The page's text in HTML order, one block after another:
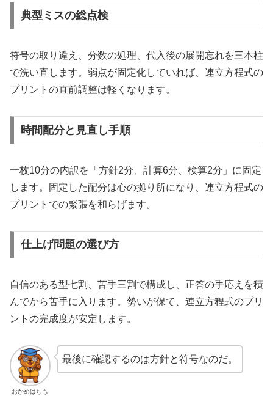
典型ミスの総点検
符号の取り違え、分数の処理、代入後の展開忘れを三本柱
で洗い直します。弱点が固定化していれば、連立方程式の
プリントの直前調整は軽くなります。
時間配分と見直し手順
一枚10分の内訳を「方針2分、計算6分、検算2分」に固定
します。固定した配分は心の拠り所になり、連立方程式の
プリントでの緊張を和らげます。
仕上げ問題の選び方
自信のある型七割、苦手三割で構成し、正答の手応えを積
んでから苦手に入ります。勢いが保て、連立方程式のプリ
ントの完成度が安定します。
おかめはちも
最後に確認するのは方針と符号なのだ。